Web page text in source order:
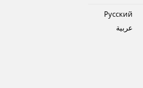
Pусский
عربية